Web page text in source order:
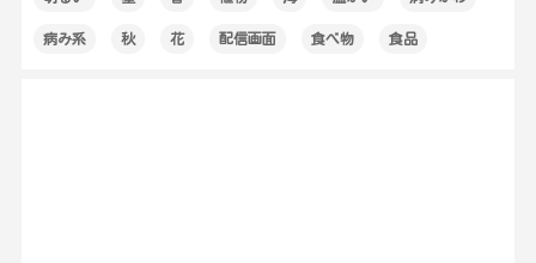
病み系 秋 花 配信画面 食べ物 食品